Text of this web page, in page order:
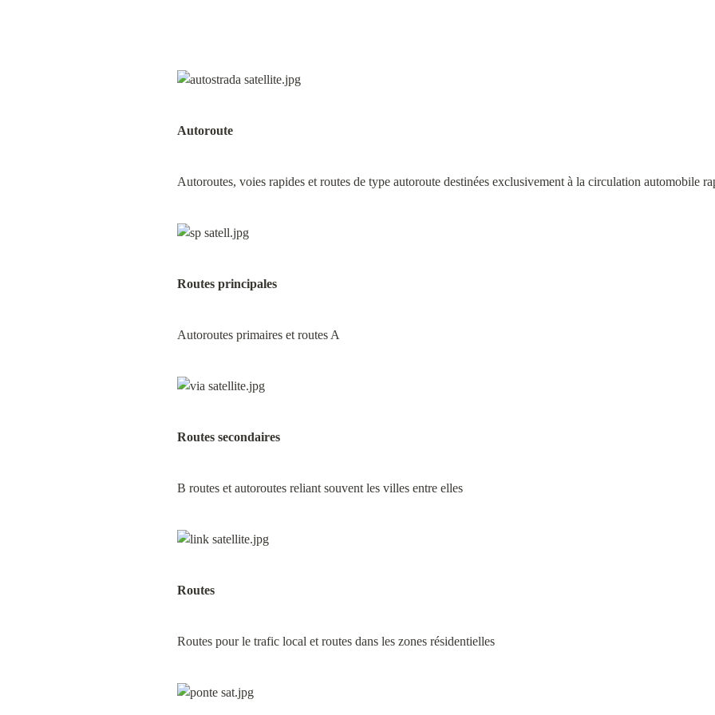
Autoroute
Autoroutes, voies rapides et routes de type autoroute destinées exclusivement à la circulation automobile
Routes principales
Autoroutes primaires et routes A
Routes secondaires
B routes et autoroutes reliant souvent les villes entre elles
Routes
Routes pour le trafic local et routes dans les zones résidentielles